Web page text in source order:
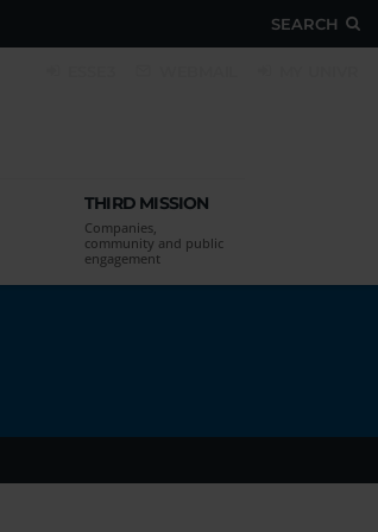
SEARCH
THIRD MISSION
Companies,
community and public
engagement